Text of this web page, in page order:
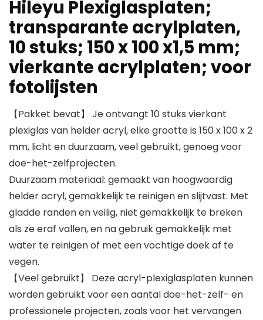
Hileyu Plexiglasplaten;
transparante acrylplaten,
10 stuks; 150 x 100 x1,5 mm;
vierkante acrylplaten; voor
fotolijsten
【Pakket bevat】 Je ontvangt 10 stuks vierkant
plexiglas van helder acryl, elke grootte is 150 x 100 x 2
mm, licht en duurzaam, veel gebruikt, genoeg voor
doe-het-zelfprojecten.
Duurzaam materiaal: gemaakt van hoogwaardig
helder acryl, gemakkelijk te reinigen en slijtvast. Met
gladde randen en veilig, niet gemakkelijk te breken
als ze eraf vallen, en na gebruik gemakkelijk met
water te reinigen of met een vochtige doek af te
vegen.
【Veel gebruikt】 Deze acryl-plexiglasplaten kunnen
worden gebruikt voor een aantal doe-het-zelf- en
professionele projecten, zoals voor het vervangen